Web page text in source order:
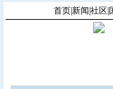
首页|新闻 社区